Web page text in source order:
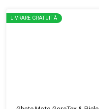
LIVRARE GRATUITĂ